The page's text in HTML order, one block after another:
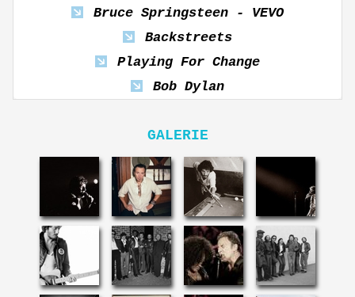
Bruce Springsteen - VEVO
Backstreets
Playing For Change
Bob Dylan
GALERIE